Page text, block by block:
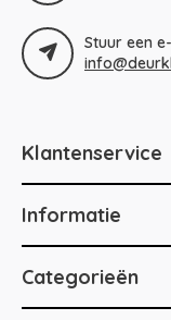
Stuur een
Klantenservice
Informatie
Categorieën